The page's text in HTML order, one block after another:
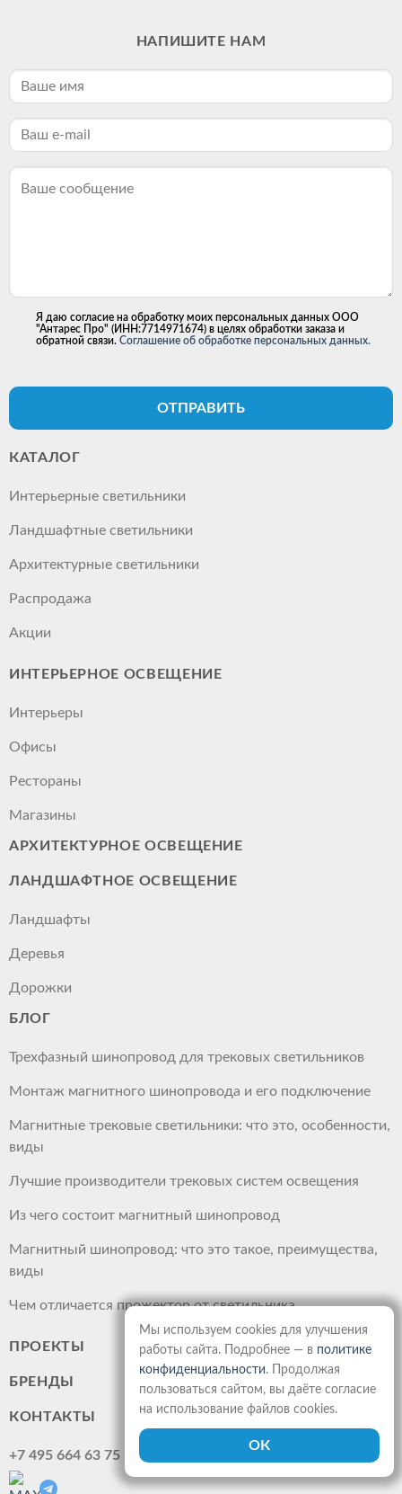
НАПИШИТЕ НАМ
Я даю согласие на обработку моих персональных данных ООО
"Антарес Про" (ИНН:7714971674) в целях обработки заказа и
обратной связи. Соглашение об обработке персональных данных.
ОТПРАВИТЬ
КАТАЛОГ
Интерьерные светильники
Ландшафтные светильники
Архитектурные светильники
Распродажа
Акции
ИНТЕРЬЕРНОЕ ОСВЕЩЕНИЕ
Интерьеры
Офисы
Рестораны
Магазины
АРХИТЕКТУРНОЕ ОСВЕЩЕНИЕ
ЛАНДШАФТНОЕ ОСВЕЩЕНИЕ
Ландшафты
Деревья
Дорожки
БЛОГ
Трехфазный шинопровод для трековых светильников
Монтаж магнитного шинопровода и его подключение
Магнитные трековые светильники: что это, особенности,
виды
Лучшие производители трековых систем освещения
Из чего состоит магнитный шинопровод
Магнитный шинопровод: что это такое, преимущества,
виды
Чем отличается прожектор от светильника
ПРОЕКТЫ
БРЕНДЫ
КОНТАКТЫ
+7 495 664 63 75
Мы используем cookies для улучшения
работы сайта. Подробнее — в политике
конфиденциальности. Продолжая
пользоваться сайтом, вы даёте согласие
на использование файлов cookies.